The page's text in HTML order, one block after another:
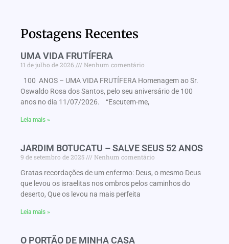
Postagens Recentes
UMA VIDA FRUTÍFERA
11 de julho de 2026
Nenhum comentário
100 ANOS – UMA VIDA FRUTÍFERA Homenagem ao Sr.
Oswaldo Rosa dos Santos, pelo seu aniversário de 100
anos no dia 11/07/2026. “Escutem-me,
Leia mais »
JARDIM BOTUCATU – SALVE SEUS 52 ANOS
9 de setembro de 2025
Nenhum comentário
Gratas recordações de um enfermo: Deus, o mesmo Deus
que levou os israelitas nos ombros pelos caminhos do
deserto, Que os levou na mais perfeita
Leia mais »
O PORTÃO DE MINHA CASA